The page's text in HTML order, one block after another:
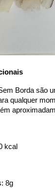
Borda são
qualquer
kcal
8g